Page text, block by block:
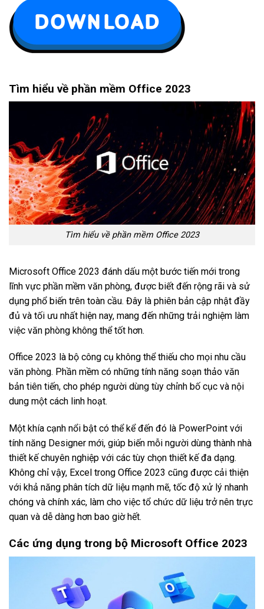
Tìm hiểu về phần mềm Office 2023
Tìm hiểu về phần mềm Office 2023
Microsoft Office 2023 đánh dấu một bước tiến mới trong
lĩnh vực phần mềm văn phòng, được biết đến rộng rãi và sử
dụng phổ biến trên toàn cầu. Đây là phiên bản cập nhật đầy
đủ và tối ưu nhất hiện nay, mang đến những trải nghiệm làm
việc văn phòng không thể tốt hơn.
Office 2023 là bộ công cụ không thể thiếu cho mọi nhu cầu
văn phòng. Phần mềm có những tính năng soạn thảo văn
bản tiên tiến, cho phép người dùng tùy chỉnh bố cục và nội
dung một cách linh hoạt.
Một khía cạnh nổi bật có thể kể đến đó là PowerPoint với
tính năng Designer mới, giúp biến mỗi người dùng thành nhà
thiết kế chuyên nghiệp với các tùy chọn thiết kế đa dạng.
Không chỉ vậy, Excel trong Office 2023 cũng được cải thiện
với khả năng phân tích dữ liệu mạnh mẽ, tốc độ xử lý nhanh
chóng và chính xác, làm cho việc tổ chức dữ liệu trở nên trực
quan và dễ dàng hơn bao giờ hết.
Các ứng dụng trong bộ Microsoft Office 2023